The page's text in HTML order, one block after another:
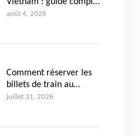
pour organiser vos soins
août 4, 2026
Comment réserver les
billets de train au
Vietnam ?
juillet 31, 2026